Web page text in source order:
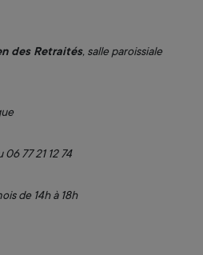
des Retraités, salle paroissiale
77 21 12 74
de 14h à 18h